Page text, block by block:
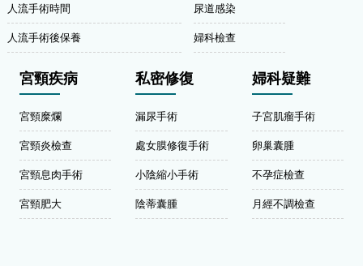
人流手術時間
人流手術後保養
尿道感染
婦科檢查
宮頸疾病
宮頸糜爛
宮頸炎檢查
宮頸息肉手術
宮頸肥大
私密修復
漏尿手術
處女膜修復手術
小陰縮小手術
陰蒂囊腫
婦科疑難
子宮肌瘤手術
卵巢囊腫
不孕症檢查
月經不調檢查